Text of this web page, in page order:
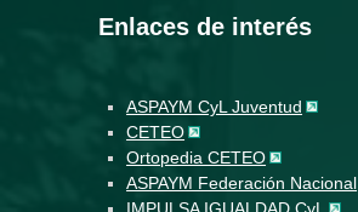
Enlaces de interés
ASPAYM CyL Juventud
CETEO
Ortopedia CETEO
ASPAYM Federación Nacional